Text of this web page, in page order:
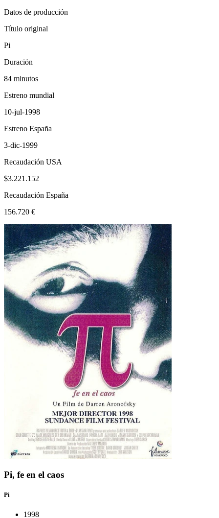
Datos de producción
Título original
Pi
Duración
84 minutos
Estreno mundial
10-jul-1998
Estreno España
3-dic-1999
Recaudación USA
$3.221.152
Recaudación España
156.720 €
Pi, fe en el caos
Pi
1998